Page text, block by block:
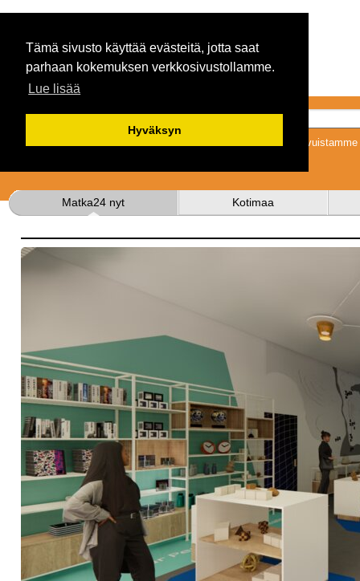
Tämä sivusto käyttää evästeitä, jotta saat
parhaan kokemuksen verkkosivustollamme.
Lue lisää
Hyväksyn
Tykkäämällä
Matka24 nyt Kotimaa